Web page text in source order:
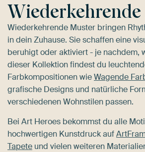
Wiederkehrende Muster bringen
in dein Zuhause. Sie schaffen eine
beruhigt oder aktiviert - je nachdem,
dieser Kollektion findest du
Farbkompositionen wieWagende
grafische Designs und natürliche
verschiedenen Wohnstilen passen.
Bei Art Heroes bekommst du alle
hochwertigen Kunstdruck auf
Tapete und vielen weiteren